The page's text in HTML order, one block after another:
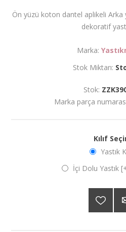
Ön yüzü koton dantel aplikeli Arka
dekoratif
Marka:
Stok Miktarı:
Stok:
Marka parça
Kılıf
Yastık
İçi Dolu Yastık